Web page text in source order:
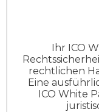
Ihr ICO
rechtlichen
Eine
ICO White